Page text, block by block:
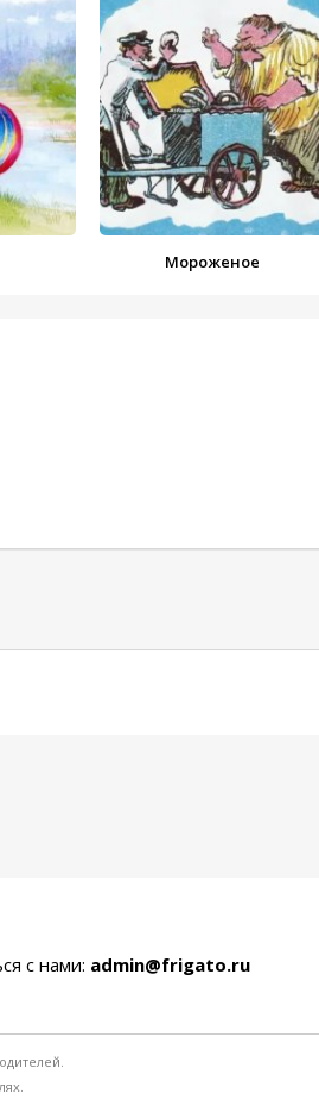
Мороженое
с нами: admin@frigato.ru